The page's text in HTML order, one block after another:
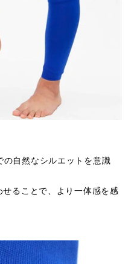
の自然なシルエットを意識
ることで、より一体感を感